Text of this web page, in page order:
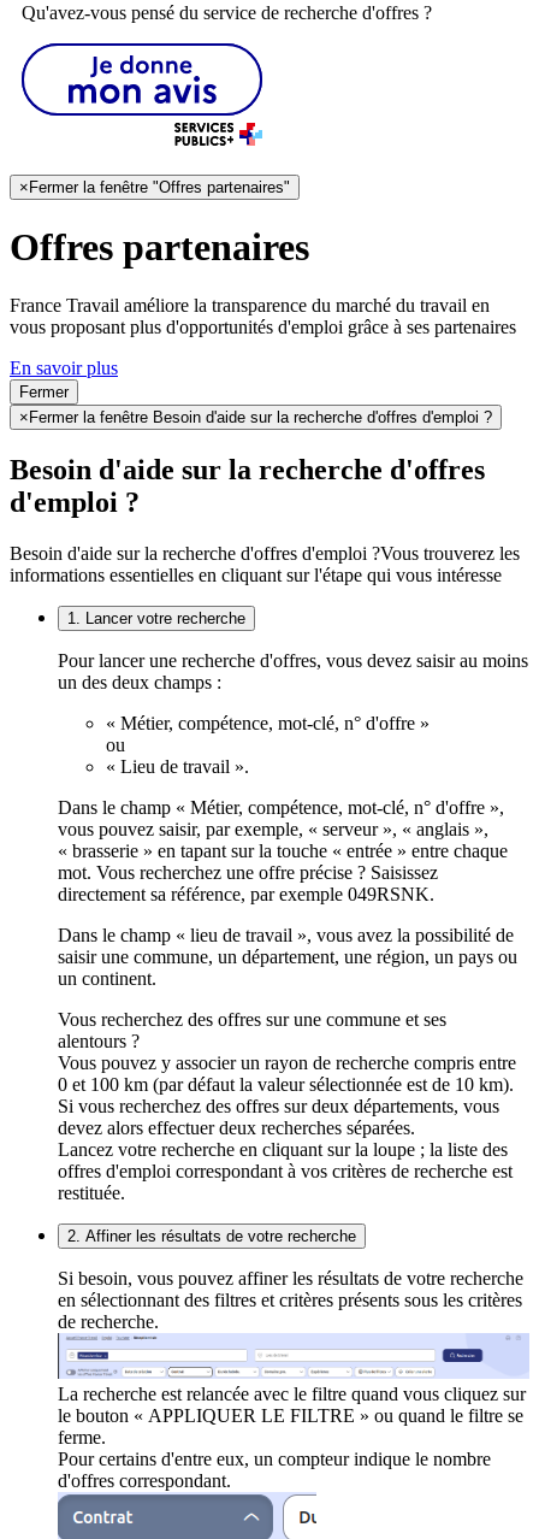
Qu'avez-vous pensé du service de recherche d'offres ?
×Fermer la fenêtre "Offres partenaires"
Offres partenaires
France Travail améliore la transparence du marché du travail en
vous proposant plus d'opportunités d'emploi grâce à ses partenaires
En savoir plus
Fermer
× Fermer la fenêtre Besoin d'aide sur la recherche d'offres d'emploi ?
Besoin d'aide sur la recherche d'offres
d'emploi ?
Besoin d'aide sur la recherche d'offres d'emploi ?Vous trouverez les
informations essentielles en cliquant sur l'étape qui vous intéresse
1. Lancer votre recherche
Pour lancer une recherche d'offres, vous devez saisir au moins
un des deux champs :
« Métier, compétence, mot-clé, n° d'offre »
ou
« Lieu de travail ».
Dans le champ « Métier, compétence, mot-clé, n° d'offre »,
vous pouvez saisir, par exemple, « serveur », « anglais »,
« brasserie » en tapant sur la touche « entrée » entre chaque
mot. Vous recherchez une offre précise ? Saisissez
directement sa référence, par exemple 049RSNK.
Dans le champ « lieu de travail », vous avez la possibilité de
saisir une commune, un département, une région, un pays ou
un continent.
Vous recherchez des offres sur une commune et ses
alentours ?
Vous pouvez y associer un rayon de recherche compris entre
0 et 100 km (par défaut la valeur sélectionnée est de 10 km).
Si vous recherchez des offres sur deux départements, vous
devez alors effectuer deux recherches séparées.
Lancez votre recherche en cliquant sur la loupe ; la liste des
offres d'emploi correspondant à vos critères de recherche est
restituée.
2. Affiner les résultats de votre recherche
Si besoin, vous pouvez affiner les résultats de votre recherche
en sélectionnant des filtres et critères présents sous les critères
de recherche.
La recherche est relancée avec le filtre quand vous cliquez sur
le bouton « APPLIQUER LE FILTRE » ou quand le filtre se
ferme.
Pour certains d'entre eux, un compteur indique le nombre
d'offres correspondant.